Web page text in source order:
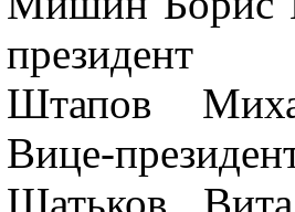
президент
Штапов
Вице-
Шатьков